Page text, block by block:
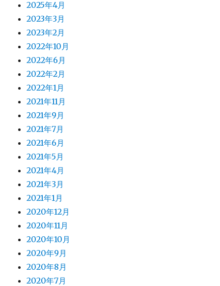
2025年4月
2023年3月
2023年2月
2022年10月
2022年6月
2022年2月
2022年1月
2021年11月
2021年9月
2021年7月
2021年6月
2021年5月
2021年4月
2021年3月
2021年1月
2020年12月
2020年11月
2020年10月
2020年9月
2020年8月
2020年7月